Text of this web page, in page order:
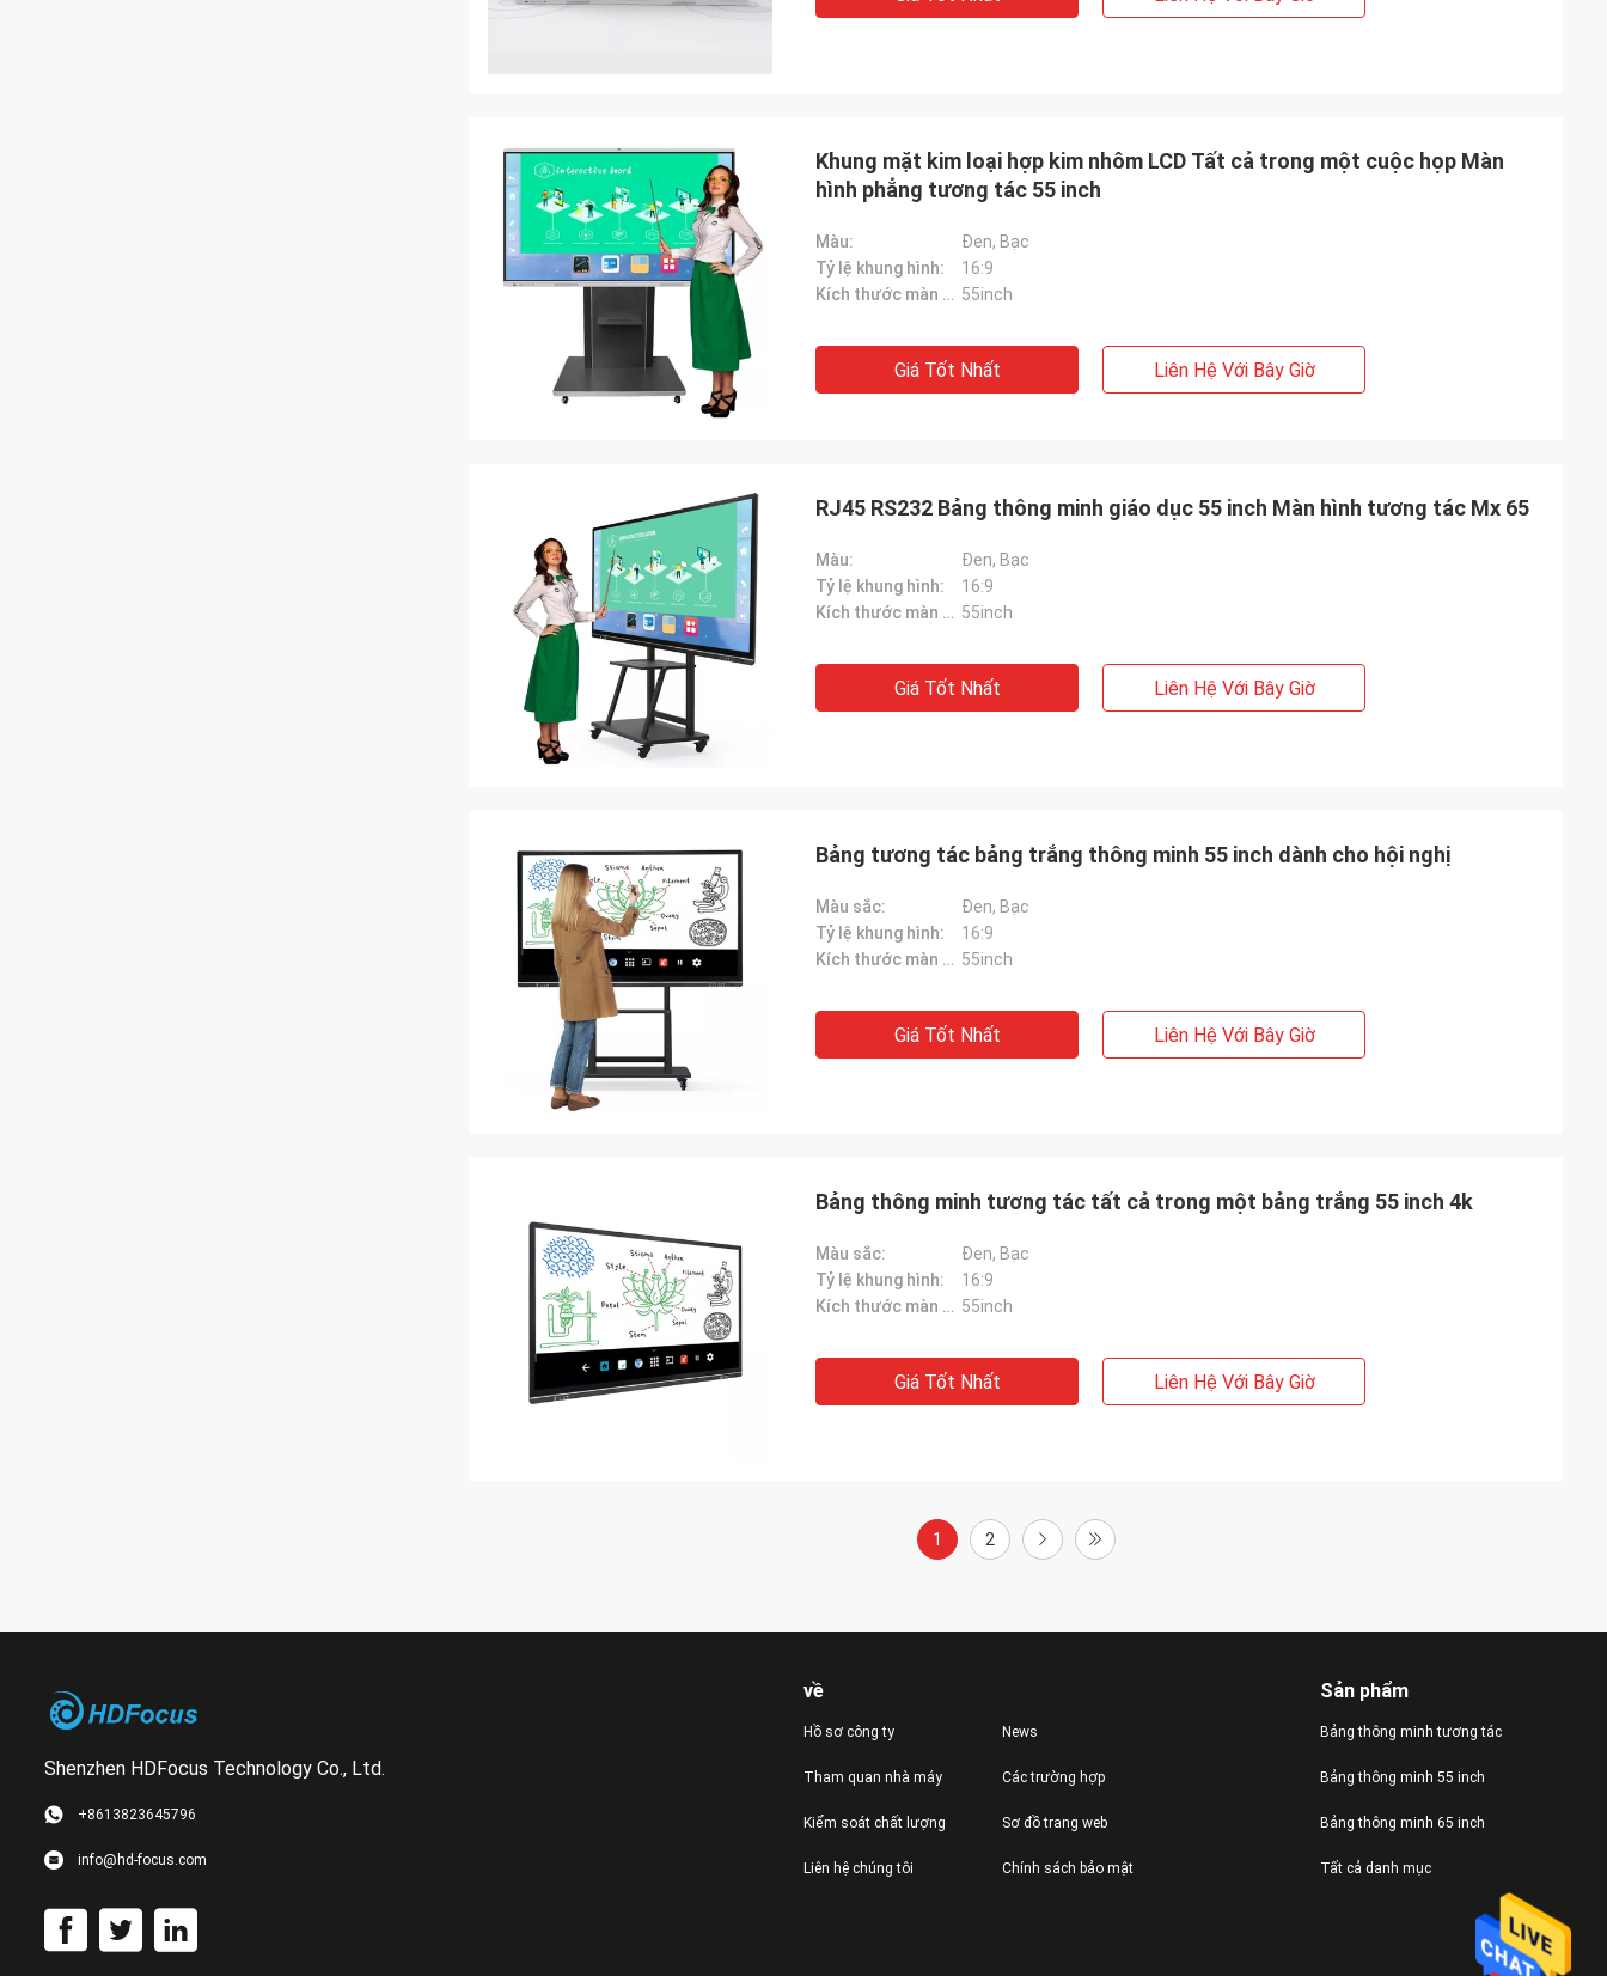
Khung mặt kim loại hợp kim nhôm LCD Tất cả trong một cuộc họp Màn
hình phẳng tương tác 55 inch
Màu:
Đen, Bạc
Tỷ lệ khung hình:
16:9
Kích thước màn hình: 55inch
Giá Tốt Nhất Liên Hệ Với Bây Giờ
RJ45 RS232 Bảng thông minh giáo dục 55 inch Màn hình tương tác Mx 65
Màu:
Đen, Bạc
Tỷ lệ khung hình:
16:9
Kích thước màn hình: 55inch
Giá Tốt Nhất Liên Hệ Với Bây Giờ
Bảng tương tác bảng trắng thông minh 55 inch dành cho hội nghị
Màu sắc:
Đen, Bạc
Tỷ lệ khung hình:
16:9
Kích thước màn hình: 55inch
Giá Tốt Nhất Liên Hệ Với Bây Giờ
Bảng thông minh tương tác tất cả trong một bảng trắng 55 inch 4k
Màu sắc:
Đen, Bạc
Tỷ lệ khung hình:
16:9
Kích thước màn hình: 55inch
Giá Tốt Nhất Liên Hệ Với Bây Giờ
1 2
Shenzhen HDFocus Technology Co., Ltd.
+8613823645796
info@hd-focus.com
về
Hồ sơ công ty
Tham quan nhà máy
Kiểm soát chất lượng
Liên hệ chúng tôi
News
Các trường hợp
Sơ đồ trang web
Chính sách bảo mật
Sản phẩm
Bảng thông minh tương tác
Bảng thông minh 55 inch
Bảng thông minh 65 inch
Tất cả danh mục